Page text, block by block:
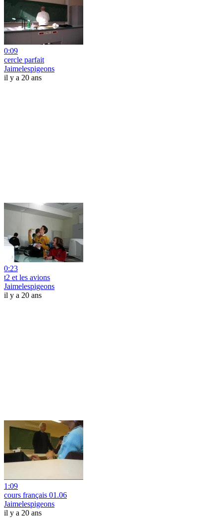
0:09
cercle parfait
Jaimelespigeons
il y a 20 ans
0:23
t2 et les avions
Jaimelespigeons
il y a 20 ans
1:09
cours français 01.06
Jaimelespigeons
il y a 20 ans